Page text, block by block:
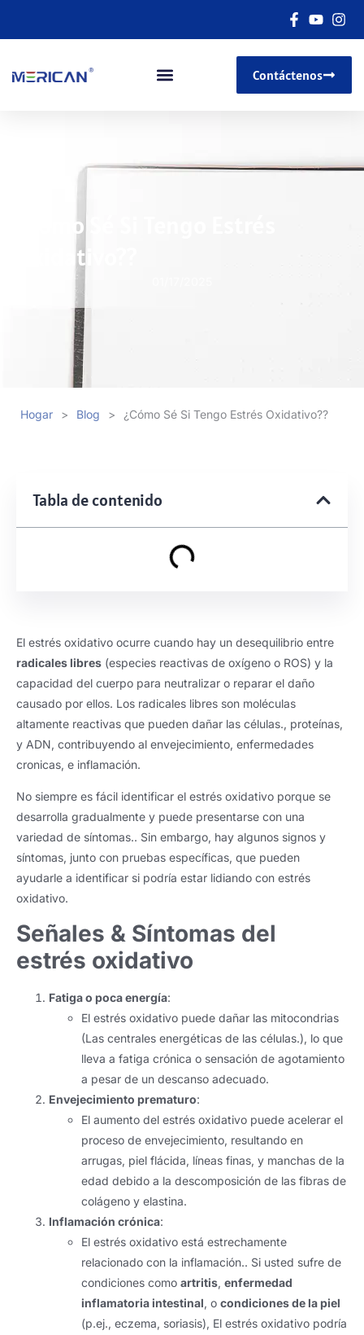
Contáctenos
¿Cómo Sé Si Tengo Estrés
Oxidativo??
Hogar > Blog > ¿Cómo Sé Si Tengo Estrés Oxidativo??
Tabla de contenido
El estrés oxidativo ocurre cuando hay un desequilibrio entre
radicales libres (especies reactivas de oxígeno o ROS) y la
capacidad del cuerpo para neutralizar o reparar el daño
causado por ellos. Los radicales libres son moléculas
altamente reactivas que pueden dañar las células., proteínas,
y ADN, contribuyendo al envejecimiento, enfermedades
cronicas, e inflamación.
No siempre es fácil identificar el estrés oxidativo porque se
desarrolla gradualmente y puede presentarse con una
variedad de síntomas.. Sin embargo, hay algunos signos y
síntomas, junto con pruebas específicas, que pueden
ayudarle a identificar si podría estar lidiando con estrés
oxidativo.
Señales & Síntomas del
estrés oxidativo
Fatiga o poca energía:
El estrés oxidativo puede dañar las mitocondrias
(Las centrales energéticas de las células.), lo que
lleva a fatiga crónica o sensación de agotamiento
a pesar de un descanso adecuado.
Envejecimiento prematuro:
El aumento del estrés oxidativo puede acelerar el
proceso de envejecimiento, resultando en
arrugas, piel flácida, líneas finas, y manchas de la
edad debido a la descomposición de las fibras de
colágeno y elastina.
Inflamación crónica:
El estrés oxidativo está estrechamente
relacionado con la inflamación.. Si usted sufre de
condiciones como artritis, enfermedad
inflamatoria intestinal, o condiciones de la piel
(p.ej., eczema, soriasis), El estrés oxidativo podría